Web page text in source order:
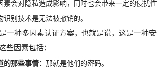
素会对隐私造成影响，同时也会带来一定的侵扰性
识别技术是无法被撤销的。
一种多因素认证方案，也就是说，这是一种
些因素包括：
那些事情： 那就是他们的密码。